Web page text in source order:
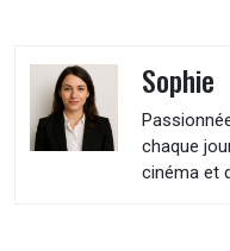
Sophie
chaque
cinéma et